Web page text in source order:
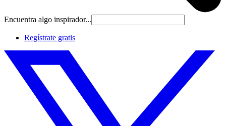
Encuentra algo inspirador...
Regístrate gratis